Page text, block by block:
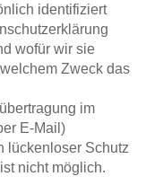
identifiziert
wofür wir sie
Zweck das
im
E-Mail)
lückenloser Schutz
nicht möglich.